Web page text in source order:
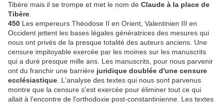
Tibère mais il se trompe et met le nom de Claude à la place de
Tibère
450 Les empereurs Théodose II en Orient, Valentinien III en
Occident jettent les bases légales génératrices des mesures qui
nous ont privés de la presque totalité des auteurs anciens. Une
censure impitoyable exercée par les moines sur les manuscrits
qui a duré presque mille ans. Les manuscrits, pour nous parvenir
ont du franchir une barrière juridique doublée d'une censure
ecclésiastique . L'analyse des textes qui nous sont parvenus
montre que la censure s'est exercée pour éliminer tout ce qui
allait à l'encontre de l'orthodoxie post-constantinienne. Les textes